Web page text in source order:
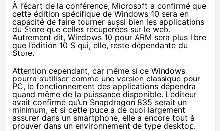
À l’écart de la conférence, Microsoft a confirmé que
cette édition spécifique de Windows 10 sera en
capacité de faire tourner aussi bien les applications
du Store que celles récupérées sur le web.
Autrement dit, Windows 10 pour ARM sera plus libre
que l’édition 10 S qui, elle, reste dépendante du
Store.
Attention cependant, car même si ce Windows
pourra s’utiliser comme une version classique pour
PC, le fonctionnement des applications dépendra
quand même de la puissance disponible. L’éditeur
avait confirmé qu’un Snapdragon 835 serait un
minimum, et si cette puce a de quoi largement
assurer dans un smartphone, elle a encore tout à
prouver dans un environnement de type desktop.